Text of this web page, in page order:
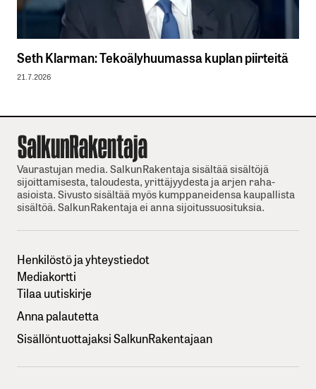
Seth Klarman: Tekoälyhuumassa kuplan piirteitä
21.7.2026
Vaurastujan media. SalkunRakentaja sisältää sisältöjä
sijoittamisesta, taloudesta, yrittäjyydesta ja arjen raha-
asioista. Sivusto sisältää myös kumppaneidensa kaupallista
sisältöä. SalkunRakentaja ei anna sijoitussuosituksia.
Henkilöstö ja yhteystiedot
Mediakortti
Tilaa uutiskirje
Anna palautetta
Sisällöntuottajaksi SalkunRakentajaan